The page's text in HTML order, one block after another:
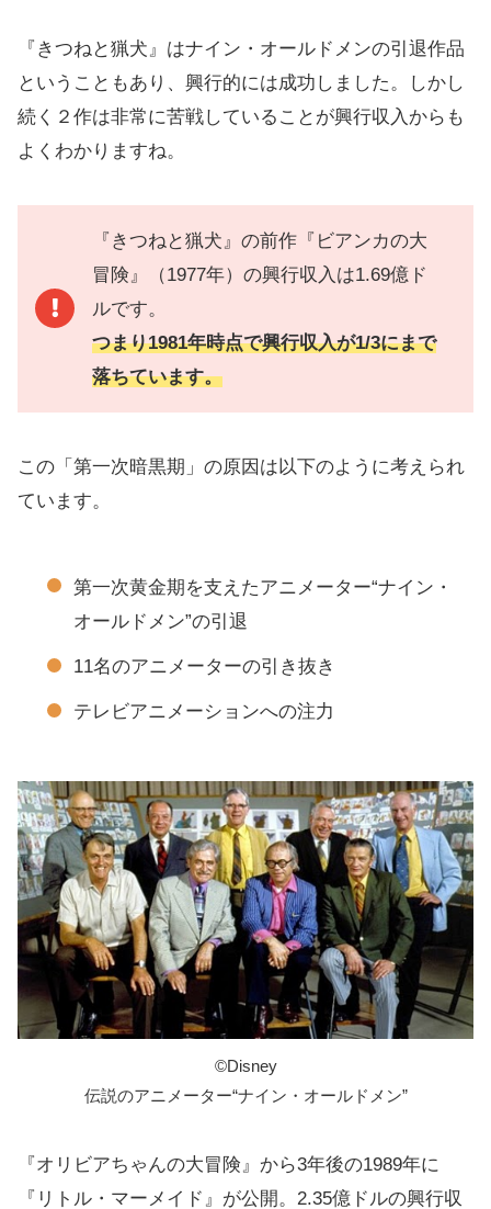
『きつねと猟犬』はナイン・オールドメンの引退作品
ということもあり、興行的には成功しました。しかし
続く２作は非常に苦戦していることが興行収入からも
よくわかりますね。
『きつねと猟犬』の前作『ビアンカの大
冒険』（1977年）の興行収入は1.69億ド
ルです。
つまり1981年時点で興行収入が1/3にまで
落ちています。
この「第一次暗黒期」の原因は以下のように考えられ
ています。
第一次黄金期を支えたアニメーター“ナイン・
オールドメン”の引退
11名のアニメーターの引き抜き
テレビアニメーションへの注力
©️Disney
伝説のアニメーター“ナイン・オールドメン”
『オリビアちゃんの大冒険』から3年後の1989年に
『リトル・マーメイド』が公開。2.35億ドルの興行収